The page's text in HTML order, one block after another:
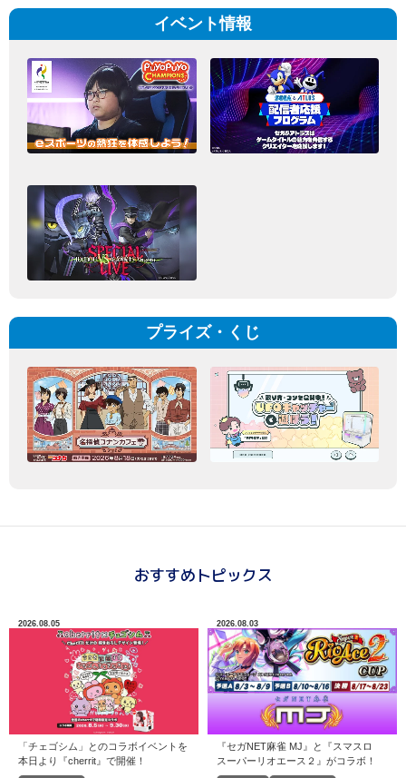
イベント情報
プライズ・くじ
おすすめトピックス
2026.08.05
「チェゴシム」とのコラボイベントを
本日より『cherrit』で開催！
2026.08.03
『セガNET麻雀 MJ』と『スマスロ
スーパーリオエース２』がコラボ！